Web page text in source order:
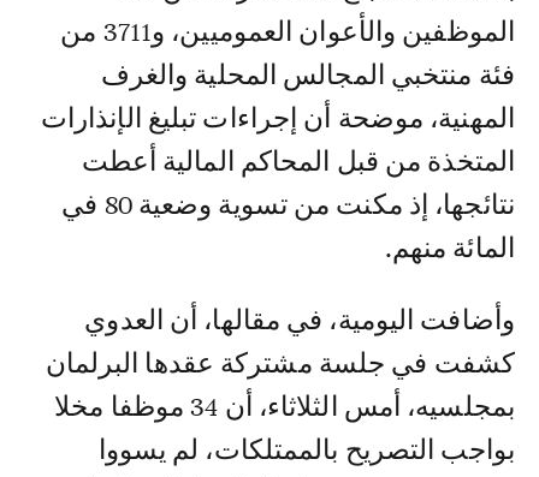
الموظفين والأعوان العموميين، و3711 من
فئة منتخبي المجالس المحلية والغرف
المهنية، موضحة أن إجراءات تبليغ الإنذارات
المتخذة من قبل المحاكم المالية أعطت
نتائجها، إذ مكنت من تسوية وضعية 80 في
المائة منهم.
وأضافت اليومية، في مقالها، أن العدوي
كشفت في جلسة مشتركة عقدها البرلمان
بمجلسيه، أمس الثلاثاء، أن 34 موظفا مخلا
بواجب التصريح بالممتلكات، لم يسووا